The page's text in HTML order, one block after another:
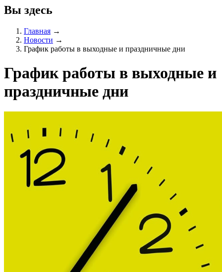
Вы здесь
Главная →
Новости →
График работы в выходные и праздничные дни
График работы в выходные и
праздничные дни